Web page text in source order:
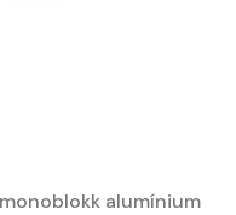
alumínium